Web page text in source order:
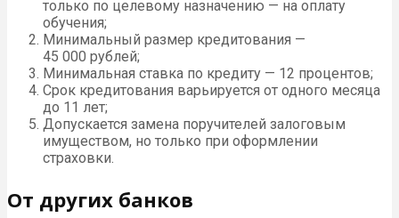
только по целевому назначению — на оплату
обучения;
Минимальный размер кредитования —
45 000 рублей;
Минимальная ставка по кредиту — 12 процентов;
Срок кредитования варьируется от одного месяца
до 11 лет;
Допускается замена поручителей залоговым
имуществом, но только при оформлении
страховки.
От других банков